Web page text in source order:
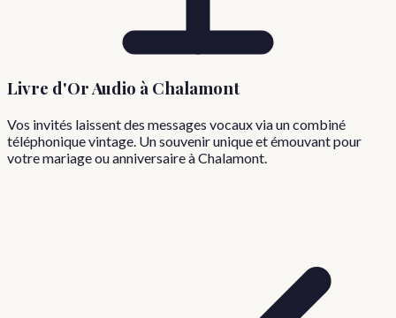
Livre d'Or Audio à Chalamont
Vos invités laissent des messages vocaux via un combiné
téléphonique vintage. Un souvenir unique et émouvant pour
votre mariage ou anniversaire àChalamont.